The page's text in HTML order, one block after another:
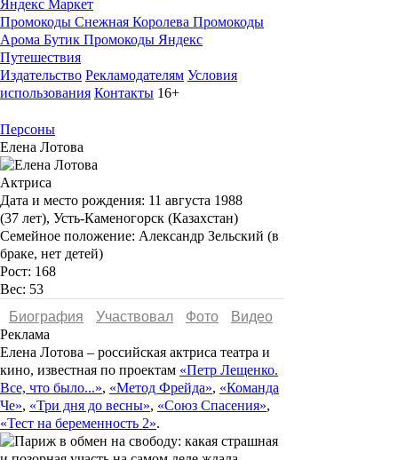
Яндекс Маркет
Промокоды Снежная Королева Промокоды
Арома Бутик Промокоды Яндекс
Путешествия
Издательство Рекламодателям Условия
использования Контакты 16+
Персоны
Елена Лотова
Актриса
Дата и место рождения: 11 августа 1988
(37 лет), Усть-Каменогорск (Казахстан)
Семейное положение: Александр Зельский (в
браке, нет детей)
Рост: 168
Вес: 53
Биография
Участвовал Фото
Видеo
Реклама
Елена Лотова – российская актриса театра и
кино, известная по проектам «Петр Лещенко.
Все, что было...», «Метод Фрейда», «Команда
Че», «Три дня до весны», «Союз Спасения»,
«Тест на беременность 2».